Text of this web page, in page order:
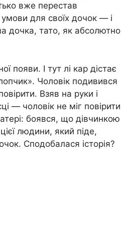
вже перестав
для своїх дочок — і
дочка, тато, як абсолютно
появи. І тут лі кар дістає
Чоловік подивився
Взяв на руки і
— чоловік не міг повірити
боявся, що дівчинкою
людини, який піде,
Сподобалася історія?